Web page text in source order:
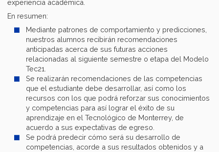
experiencia académica.
En resumen:
Mediante patrones de comportamiento y predicciones,
nuestros alumnos recibirán recomendaciones
anticipadas acerca de sus futuras acciones
relacionadas al siguiente semestre o etapa del Modelo
Tec21.
Se realizarán recomendaciones de las competencias
que el estudiante debe desarrollar, así como los
recursos con los que podrá reforzar sus conocimientos
y competencias para así lograr el éxito de su
aprendizaje en el Tecnológico de Monterrey, de
acuerdo a sus expectativas de egreso.
Se podrá predecir cómo será su desarrollo de
competencias, acorde a sus resultados obtenidos y a